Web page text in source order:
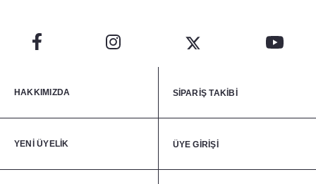
HAKKIMIZDA SİPARİŞ TAKİBİ
YENİ ÜYELİK ÜYE GİRİŞİ